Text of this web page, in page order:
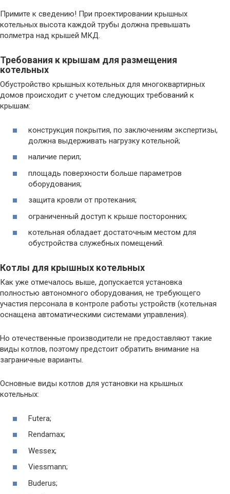
Примите к сведению! При проектировании крышных
котельных высота каждой трубы должна превышать
полметра над крышей МКД.
Требования к крышам для размещения
котельных
Обустройство крышных котельных для многоквартирных
домов происходит с учетом следующих требований к
крышам:
конструкция покрытия, по заключениям экспертизы,
должна выдерживать нагрузку котельной;
наличие перил;
площадь поверхности больше параметров
оборудования;
защита кровли от протекания;
ограниченный доступ к крыше посторонних;
котельная обладает достаточным местом для
обустройства служебных помещений.
Котлы для крышных котельных
Как уже отмечалось выше, допускается установка
полностью автономного оборудования, не требующего
участия персонала в контроле работы устройств (котельная
оснащена автоматическими системами управления).
Но отечественные производители не предоставляют такие
виды котлов, поэтому предстоит обратить внимание на
заграничные варианты.
Основные виды котлов для установки на крышных
котельных:
Futera;
Rendamax;
Wessex;
Viessmann;
Buderus;